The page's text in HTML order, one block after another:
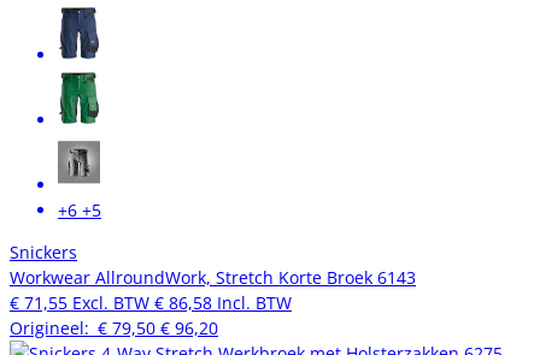
+6 +5
Snickers
Workwear AllroundWork, Stretch Korte Broek 6143
€ 71,55 Excl. BTW € 86,58 Incl. BTW
Origineel: € 79,50 € 96,20